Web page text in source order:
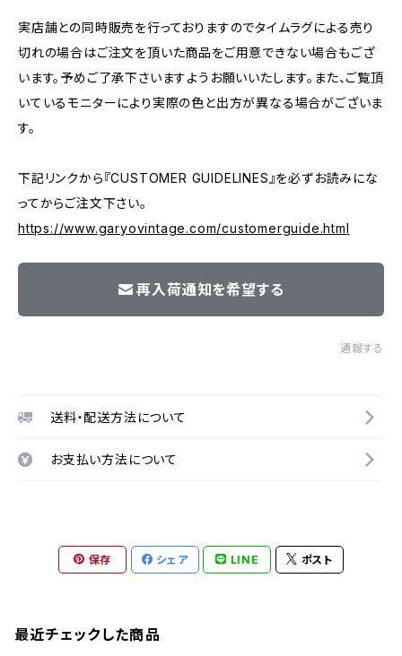
実店舗との同時販売を行っておりますのでタイムラグによる売り
切れの場合はご注文を頂いた商品をご用意できない場合もござ
います。予めご了承下さいますようお願いいたします。また、ご覧頂
いているモニターにより実際の色と出方が異なる場合がございま
す。
下記リンクから『CUSTOMER GUIDELINES』を必ずお読みにな
ってからご注文下さい。
https://www.garyovintage.com/customerguide.html
再入荷通知を希望する
通報する
送料・配送方法について
お支払い方法について
保存 シェア LINE ポスト
最近チェックした商品